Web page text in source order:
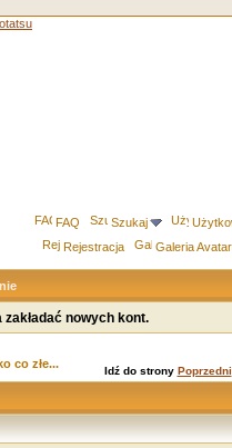
FAQ Szukaj
Rejestracja
Galeria
nowych kont.
co złe...
Idź do strony Poprzedni